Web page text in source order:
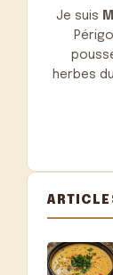
Je suis
herbes